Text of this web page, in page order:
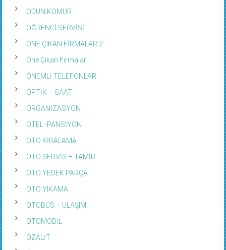
ODUN KÖMÜR
ÖĞRENCİ SERVİSİ
ÖNE ÇIKAN FİRMALAR 2
Öne Çıkan Firmalar
ÖNEMLİ TELEFONLAR
OPTİK – SAAT
ORGANİZASYON
OTEL -PANSİYON
OTO KİRALAMA
OTO SERVİS – TAMİR
OTO YEDEK PARÇA
OTO YIKAMA
OTOBÜS – ULAŞIM
OTOMOBİL
OZALİT